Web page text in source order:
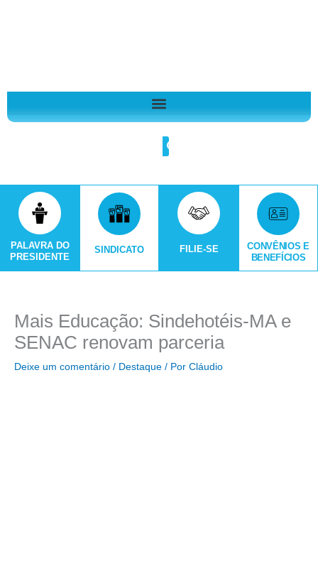
Search
PALAVRA DO
PRESIDENTE
SINDICATO FILIE-SE
CONVÊNIOS E
BENEFÍCIOS
Mais Educação: Sindehotéis-MA e
SENAC renovam parceria
Deixe um comentário / Destaque / Por Cláudio
o